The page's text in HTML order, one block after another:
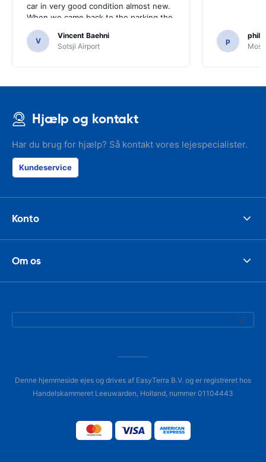
car in very good condition almost new.
When we came back to the parking the
same man came in 5 minutes and after
a quick check we left. Very friendly and
nice. We can only recommand this
V
Vincent Baehni
Sotsji Airport
p
Hjælp og kontakt
Har du brug for hjælp? Så kontakt vores lejespecialister.
Kundeservice
Konto
Om os
Denne hjemmeside ejes og drives af EasyTerra B.V. og er registreret hos
Handelskammeret Leeuwarden, Holland, nummer 01104443